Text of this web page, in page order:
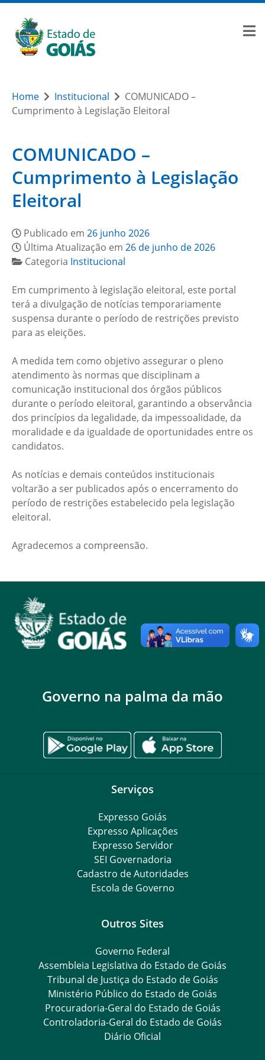
Home Institucional
COMUNICADO –
Cumprimento à Legislação Eleitoral
COMUNICADO –
Cumprimento à Legislação
Eleitoral
Publicado em 26 junho 2026
Última Atualização em 26 de junho de 2026
Categoria Institucional
Em cumprimento à legislação eleitoral, este portal
terá a divulgação de notícias temporariamente
suspensa durante o período de restrições previsto
para as eleições.
A medida tem como objetivo assegurar o pleno
atendimento às normas que disciplinam a
comunicação institucional dos órgãos públicos
durante o período eleitoral, garantindo a observância
dos princípios da legalidade, da impessoalidade, da
moralidade e da igualdade de oportunidades entre os
candidatos.
As notícias e demais conteúdos institucionais
voltarão a ser publicados após o encerramento do
período de restrições estabelecido pela legislação
eleitoral.
Agradecemos a compreensão.
Governo na palma da mão
Serviços
Expresso Goiás
Expresso Aplicações
Expresso Servidor
SEI Governadoria
Cadastro de Autoridades
Escola de Governo
Outros Sites
Governo Federal
Assembleia Legislativa do Estado de Goiás
Tribunal de Justiça do Estado de Goiás
Ministério Público do Estado de Goiás
Procuradoria-Geral do Estado de Goiás
Controladoria-Geral do Estado de Goiás
Diário Oficial